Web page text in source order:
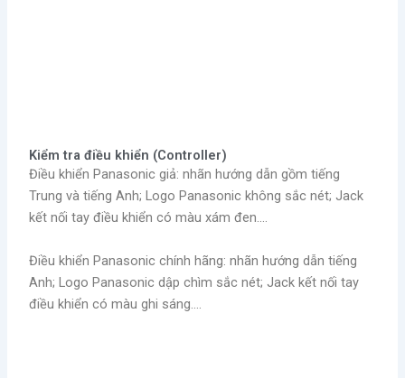
Kiểm tra điều khiển (Controller)
Điều khiển Panasonic giả: nhãn hướng dẫn gồm tiếng
Trung và tiếng Anh; Logo Panasonic không sắc nét; Jack
kết nối tay điều khiển có màu xám đen….
Điều khiển Panasonic chính hãng: nhãn hướng dẫn tiếng
Anh; Logo Panasonic dập chìm sắc nét; Jack kết nối tay
điều khiển có màu ghi sáng….